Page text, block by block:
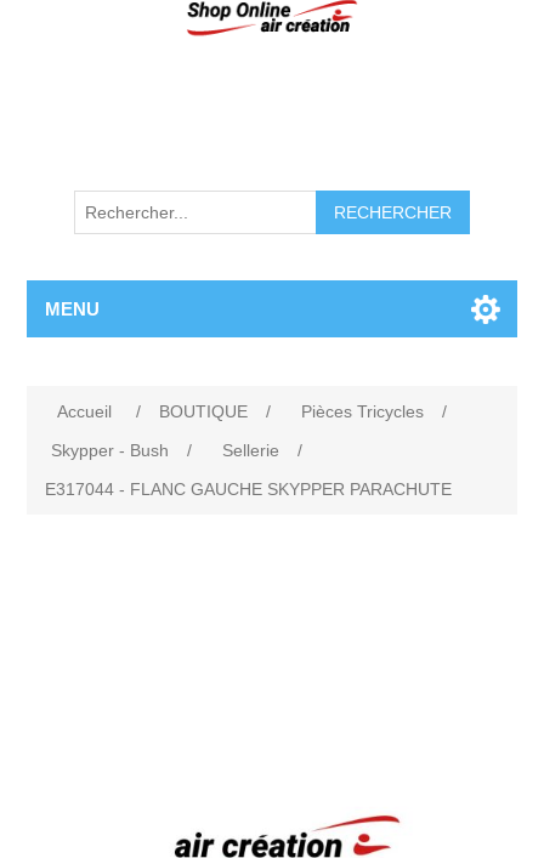
RECHERCHER
MENU
Accueil / BOUTIQUE / Pièces Tricycles
/
Skypper - Bush
/ Sellerie
/
E317044 - FLANC GAUCHE SKYPPER PARACHUTE